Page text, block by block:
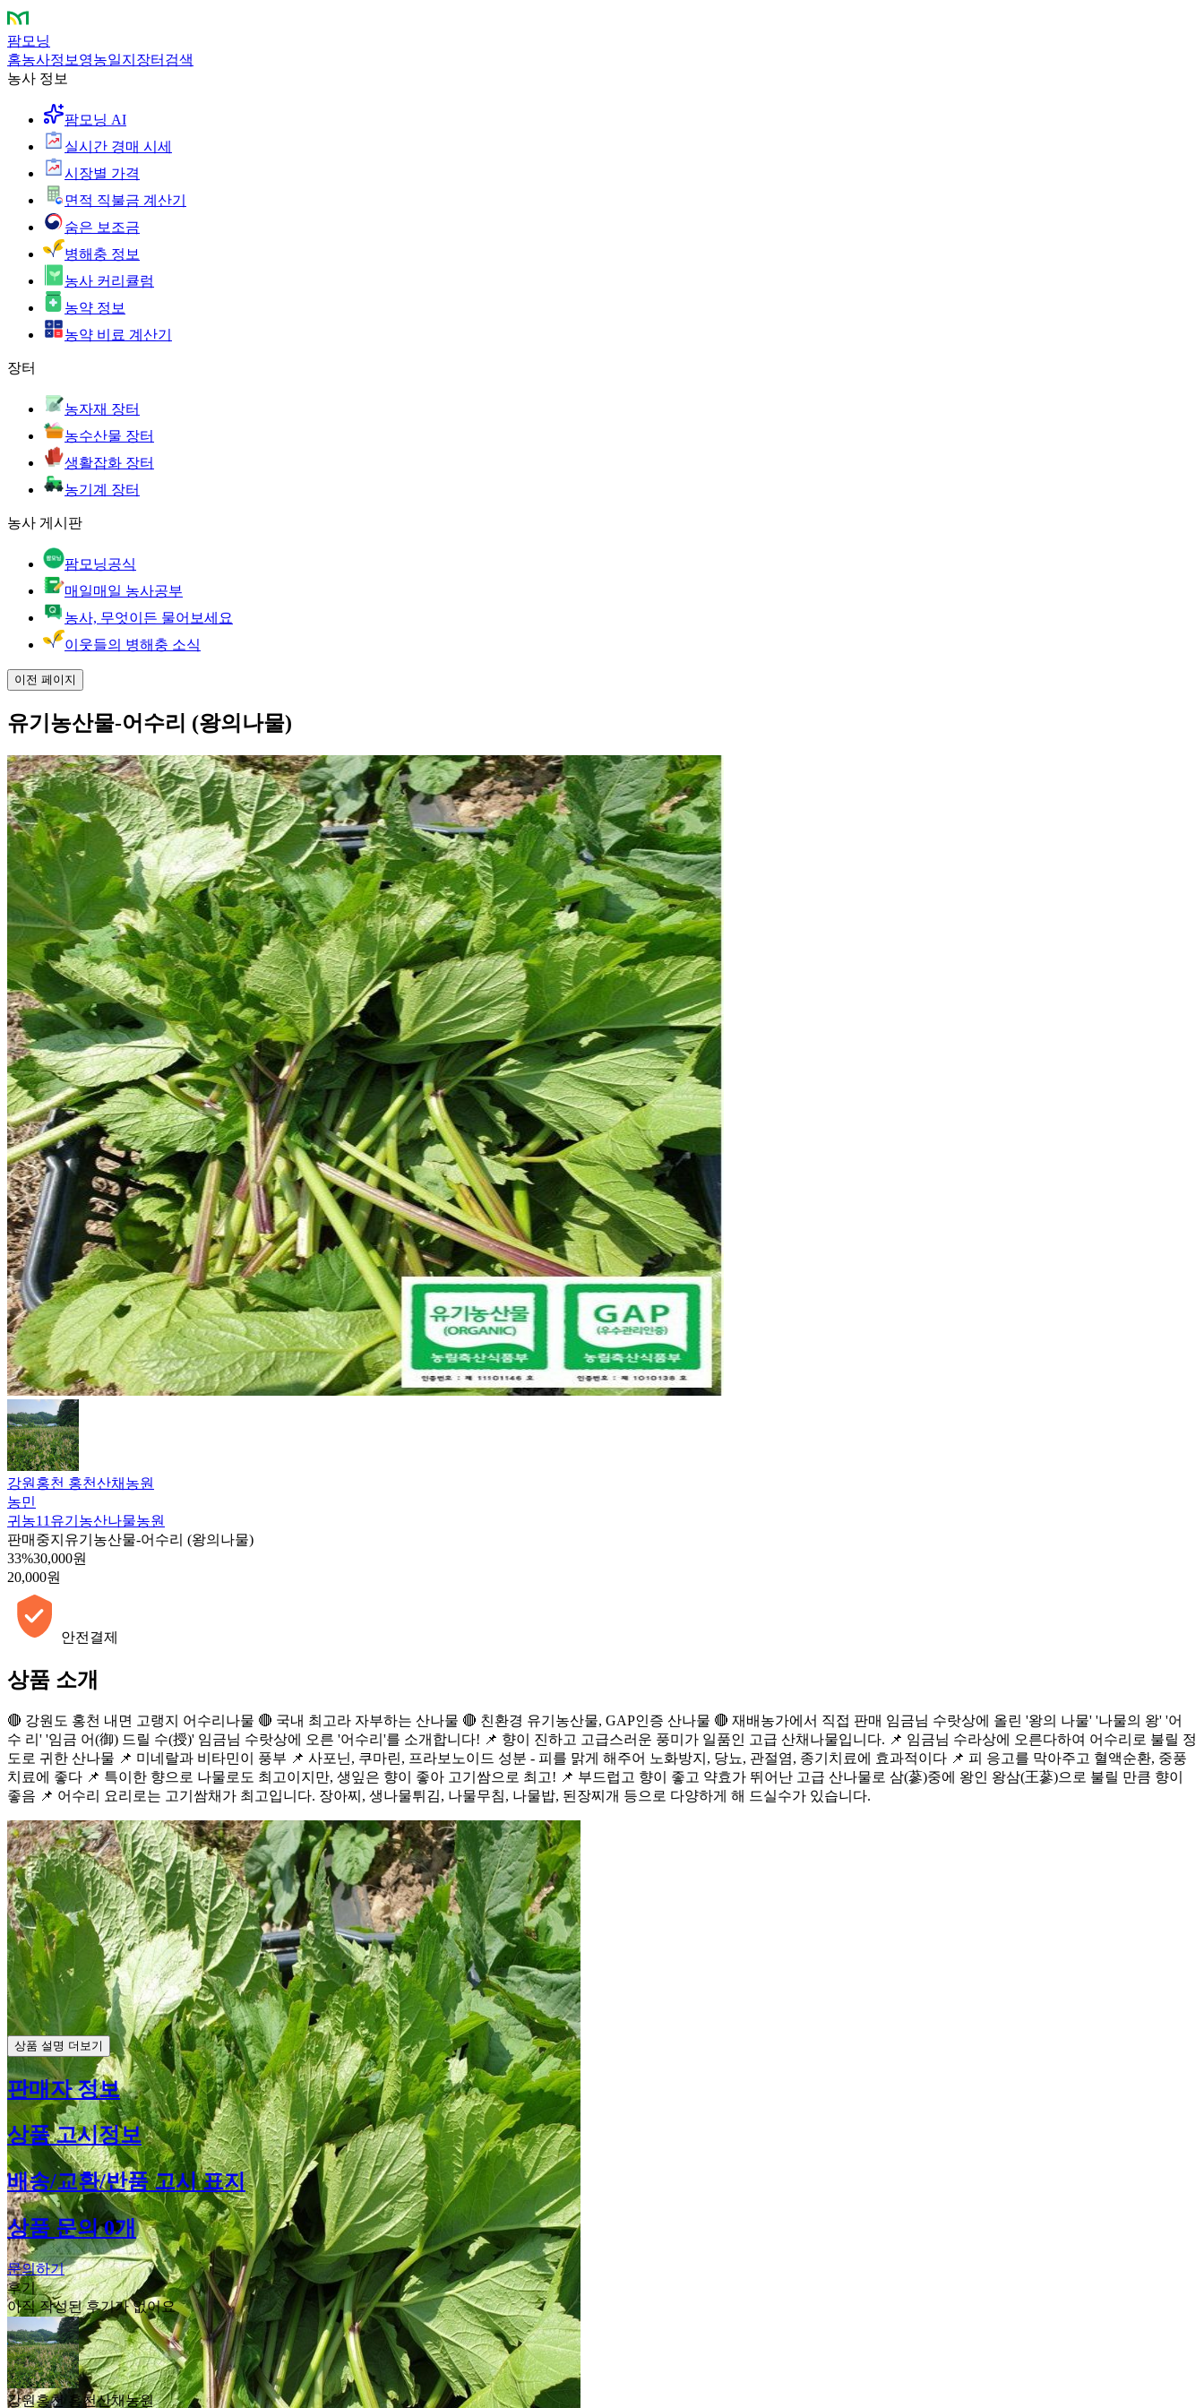
팜모닝
홈농사정보 영농일지 장터 검색
농사 정보
팜모닝 AI
실시간 경매 시세
시장별 가격
면적 직불금 계산기
숨은 보조금
병해충 정보
농사 커리큘럼
농약 정보
농약 비료 계산기
장터
농자재 장터
농수산물 장터
생활잡화 장터
농기계 장터
농사 게시판
팜모닝공식
매일매일 농사공부
농사, 무엇이든 물어보세요
이웃들의 병해충 소식
이전 페이지
유기농산물-어수리 (왕의나물)
강원홍천 홍천산채농원
농민
귀농11유기농산나물농원
판매중지 유기농산물-어수리 (왕의나물)
33%30,000원
20,000원
안전결제
상품 소개
🔴 강원도 홍천 내면 고랭지 어수리나물 🔴 국내 최고라 자부하는 산나물 🔴 친환경 유기농산물, GAP인증 산나물 🔴 재배농가에서 직접 판매 임금님 수랏상에 올린 '왕의 나물' '나물의 왕' '어
수 리' '임금 어(御) 드릴 수(授)' 임금님 수랏상에 오른 '어수리'를 소개합니다! 📌 향이 진하고 고급스러운 풍미가 일품인 고급 산채나물입니다. 📌 임금님 수라상에 오른다하여 어수리로 불릴 정
도로 귀한 산나물 📌 미네랄과 비타민이 풍부 📌 사포닌, 쿠마린, 프라보노이드 성분 - 피를 맑게 해주어 노화방지, 당뇨, 관절염, 종기치료에 효과적이다 📌 피 응고를 막아주고 혈액순환, 중풍
치료에 좋다 📌 특이한 향으로 나물로도 최고이지만, 생잎은 향이 좋아 고기쌈으로 최고! 📌 부드럽고 향이 좋고 약효가 뛰어난 고급 산나물로 삼(蔘)중에 왕인 왕삼(王蔘)으로 불릴 만큼 향이
좋음 📌 어수리 요리로는 고기쌈채가 최고입니다. 장아찌, 생나물튀김, 나물무침, 나물밥, 된장찌개 등으로 다양하게 해 드실수가 있습니다.
상품 설명 더보기
판매자 정보
상품 고시정보
배송/교환/반품 고시 표지
상품 문의 0개
문의하기
후기
아직 작성된 후기가 없어요
강원홍천 홍천산채농원